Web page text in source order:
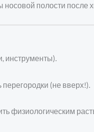
полости после
инструменты).
(не вверх!).
физиологическим